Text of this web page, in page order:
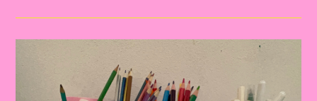
Cores
Dedo
Na
Educação
Infantil